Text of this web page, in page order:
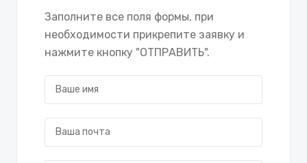
Заполните все поля формы, при
необходимости прикрепите заявку и
нажмите кнопку "ОТПРАВИТЬ".